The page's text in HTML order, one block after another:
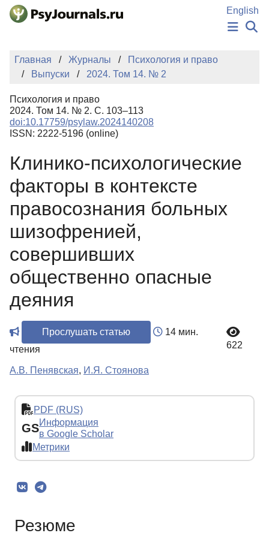
Перейти к основному содержанию
English
НОВОСТИ
ИЗДАНИЯ
ПОДАТЬ РУКОПИСЬ
БАЗА ЗНАНИЙ
КЛЮЧЕВЫЕ СЛОВА
Регистрация
Главная Журналы
Психология и право
Выпуски
2024. Том 14. № 2
Психология и право
2024. Том 14. № 2. С. 103–113
doi:10.17759/psylaw.2024140208
ISSN: 2222-5196 (online)
Клинико-психологические
факторы в контексте
правосознания больных
шизофренией,
совершивших
общественно опасные
деяния
Прослушать статью
14 мин.
чтения
622
А.В. Пенявская, И.Я. Стоянова
PDF (RUS)
GSИнформация
в Google Scholar
Метрики
Резюме